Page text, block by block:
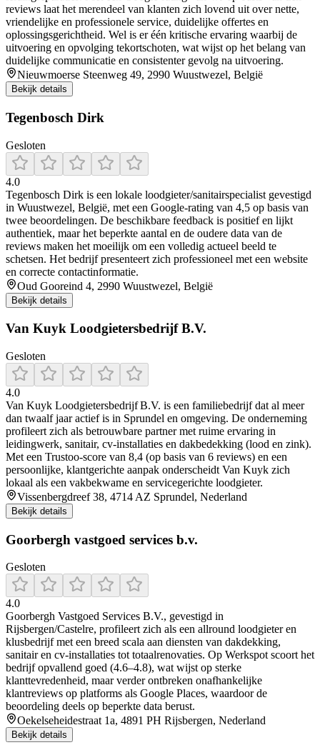
reviews laat het merendeel van klanten zich lovend uit over nette,
vriendelijke en professionele service, duidelijke offertes en
oplossingsgerichtheid. Wel is er één kritische ervaring waarbij de
uitvoering en opvolging tekortschoten, wat wijst op het belang van
duidelijke communicatie en consistenter gevolg na uitvoering.
Nieuwmoerse Steenweg 49, 2990 Wuustwezel, België
Bekijk details
Tegenbosch Dirk
Gesloten
4.0
Tegenbosch Dirk is een lokale loodgieter/sanitairspecialist gevestigd
in Wuustwezel, België, met een Google-rating van 4,5 op basis van
twee beoordelingen. De beschikbare feedback is positief en lijkt
authentiek, maar het beperkte aantal en de oudere data van de
reviews maken het moeilijk om een volledig actueel beeld te
schetsen. Het bedrijf presenteert zich professioneel met een website
en correcte contactinformatie.
Oud Gooreind 4, 2990 Wuustwezel, België
Bekijk details
Van Kuyk Loodgietersbedrijf B.V.
Gesloten
4.0
Van Kuyk Loodgietersbedrijf B.V. is een familiebedrijf dat al meer
dan twaalf jaar actief is in Sprundel en omgeving. De onderneming
profileert zich als betrouwbare partner met ruime ervaring in
leidingwerk, sanitair, cv-installaties en dakbedekking (lood en zink).
Met een Trustoo-score van 8,4 (op basis van 6 reviews) en een
persoonlijke, klantgerichte aanpak onderscheidt Van Kuyk zich
lokaal als een vakbekwame en servicegerichte loodgieter.
Vissenbergdreef 38, 4714 AZ Sprundel, Nederland
Bekijk details
Goorbergh vastgoed services b.v.
Gesloten
4.0
Goorbergh Vastgoed Services B.V., gevestigd in
Rijsbergen/Castelre, profileert zich als een allround loodgieter en
klusbedrijf met een breed scala aan diensten van dakdekking,
sanitair en cv-installaties tot totaalrenovaties. Op Werkspot scoort het
bedrijf opvallend goed (4.6–4.8), wat wijst op sterke
klanttevredenheid, maar verder ontbreken onafhankelijke
klantreviews op platforms als Google Places, waardoor de
beoordeling deels op beperkte data berust.
Oekelseheidestraat 1a, 4891 PH Rijsbergen, Nederland
Bekijk details